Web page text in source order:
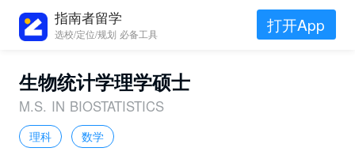
指南者留学
选校/定位/规划 必备工具 打开App
生物统计学理学硕士
M.S. IN BIOSTATISTICS
理科 数学